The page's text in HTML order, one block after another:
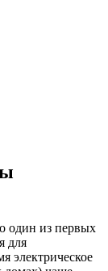
один из первых
для
электрическое